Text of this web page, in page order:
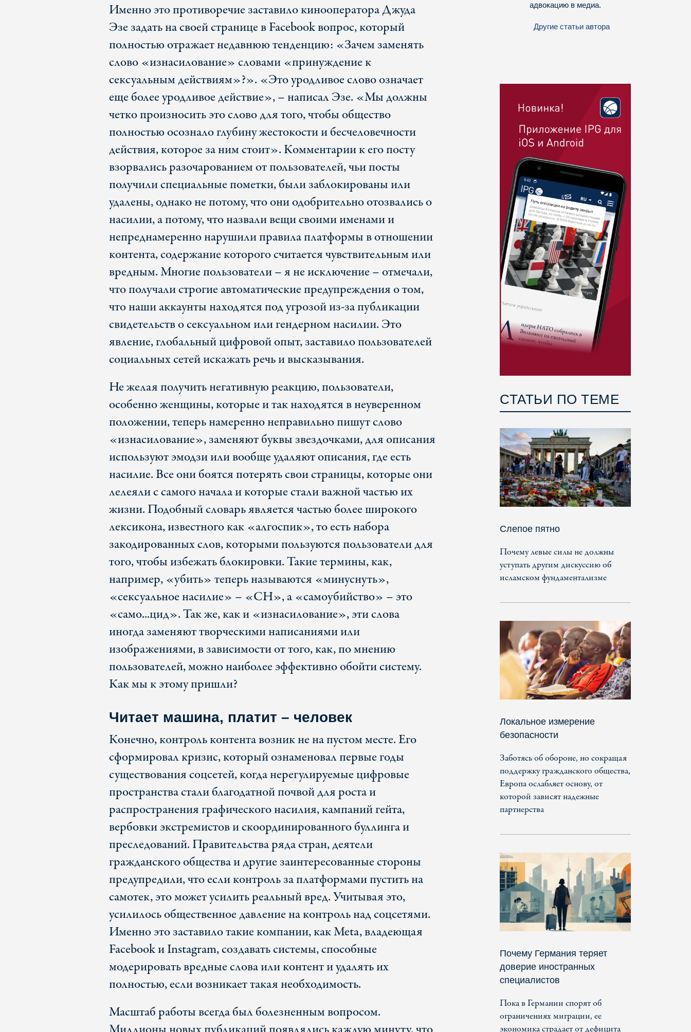
Именно это противоречие заставило кинооператора Джуда
Эзе задать на своей странице в Facebook вопрос, который
полностью отражает недавнюю тенденцию: «Зачем заменять
слово «изнасилование» словами «принуждение к
сексуальным действиям»?». «Это уродливое слово означает
еще более уродливое действие», – написал Эзе. «Мы должны
четко произносить это слово для того, чтобы общество
полностью осознало глубину жестокости и бесчеловечности
действия, которое за ним стоит». Комментарии к его посту
взорвались разочарованием от пользователей, чьи посты
получили специальные пометки, были заблокированы или
удалены, однако не потому, что они одобрительно отозвались о
насилии, а потому, что назвали вещи своими именами и
непреднамеренно нарушили правила платформы в отношении
контента, содержание которого считается чувствительным или
вредным. Многие пользователи – я не исключение – отмечали,
что получали строгие автоматические предупреждения о том,
что наши аккаунты находятся под угрозой из-за публикации
свидетельств о сексуальном или гендерном насилии. Это
явление, глобальный цифровой опыт, заставило пользователей
социальных сетей искажать речь и высказывания.
Не желая получить негативную реакцию, пользователи,
особенно женщины, которые и так находятся в неуверенном
положении, теперь намеренно неправильно пишут слово
«изнасилование», заменяют буквы звездочками, для описания
используют эмодзи или вообще удаляют описания, где есть
насилие. Все они боятся потерять свои страницы, которые они
лелеяли с самого начала и которые стали важной частью их
жизни. Подобный словарь является частью более широкого
лексикона, известного как «алгоспик», то есть набора
закодированных слов, которыми пользуются пользователи для
того, чтобы избежать блокировки. Такие термины, как,
например, «убить» теперь называются «минуснуть»,
«сексуальное насилие» – «СН», а «самоубийство» – это
«само...цид». Так же, как и «изнасилование», эти слова
иногда заменяют творческими написаниями или
изображениями, в зависимости от того, как, по мнению
пользователей, можно наиболее эффективно обойти систему.
Как мы к этому пришли?
Читает машина, платит – человек
Конечно, контроль контента возник не на пустом месте. Его
сформировал кризис, который ознаменовал первые годы
существования соцсетей, когда нерегулируемые цифровые
пространства стали благодатной почвой для роста и
распространения графического насилия, кампаний гейта,
вербовки экстремистов и скоординированного буллинга и
преследований. Правительства ряда стран, деятели
гражданского общества и другие заинтересованные стороны
предупредили, что если контроль за платформами пустить на
самотек, это может усилить реальный вред. Учитывая это,
усилилось общественное давление на контроль над соцсетями.
Именно это заставило такие компании, как Meta, владеющая
Facebook и Instagram, создавать системы, способные
модерировать вредные слова или контент и удалять их
полностью, если возникает такая необходимость.
Масштаб работы всегда был болезненным вопросом.
адвокацию в медиа.
Другие статьи автора
СТАТЬИ ПО ТЕМЕ
Слепое пятно
Почему левые силы не должны
уступать другим дискуссию об
исламском фундаментализме
Локальное измерение
безопасности
Заботясь об обороне, но сокращая
поддержку гражданского общества,
Европа ослабляет основу, от
которой зависят надежные
партнерства
Почему Германия теряет
доверие иностранных
специалистов
Пока в Германии спорят об
ограничениях миграции, ее
экономика страдает от дефицита